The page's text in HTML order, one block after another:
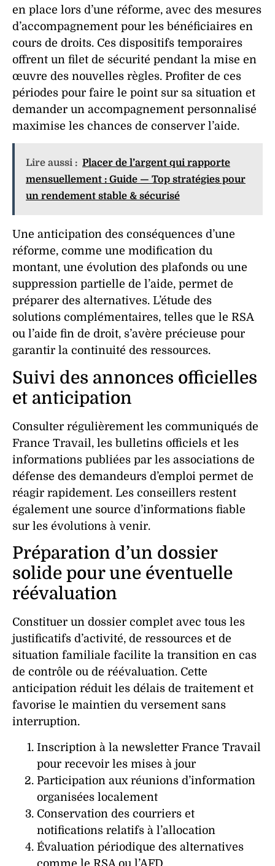
en place lors d’une réforme, avec des mesures
d’accompagnement pour les bénéficiaires en
cours de droits. Ces dispositifs temporaires
offrent un filet de sécurité pendant la mise en
œuvre des nouvelles règles. Profiter de ces
périodes pour faire le point sur sa situation et
demander un accompagnement personnalisé
maximise les chances de conserver l’aide.
Lire aussi : Placer de l’argent qui rapporte
mensuellement : Guide — Top stratégies pour
un rendement stable & sécurisé
Une anticipation des conséquences d’une
réforme, comme une modification du
montant, une évolution des plafonds ou une
suppression partielle de l’aide, permet de
préparer des alternatives. L’étude des
solutions complémentaires, telles que le RSA
ou l’aide fin de droit, s’avère précieuse pour
garantir la continuité des ressources.
Suivi des annonces officielles
et anticipation
Consulter régulièrement les communiqués de
France Travail, les bulletins officiels et les
informations publiées par les associations de
défense des demandeurs d’emploi permet de
réagir rapidement. Les conseillers restent
également une source d’informations fiable
sur les évolutions à venir.
Préparation d’un dossier
solide pour une éventuelle
réévaluation
Constituer un dossier complet avec tous les
justificatifs d’activité, de ressources et de
situation familiale facilite la transition en cas
de contrôle ou de réévaluation. Cette
anticipation réduit les délais de traitement et
favorise le maintien du versement sans
interruption.
Inscription à la newsletter France Travail
pour recevoir les mises à jour
Participation aux réunions d’information
organisées localement
Conservation des courriers et
notifications relatifs à l’allocation
Évaluation périodique des alternatives
comme le RSA ou l’AFD